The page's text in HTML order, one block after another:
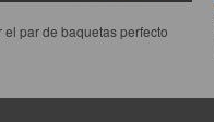
par de baquetas perfecto